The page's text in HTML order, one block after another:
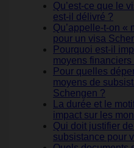
Qu’est-ce que le
est-il délivré ?
Qu’appelle-t-on «
pour un visa
Pourquoi est-il
moyens financiers
Pour quelles
moyens de
Schengen ?
La durée et le
impact sur les
Qui doit justifier
subsistance pour